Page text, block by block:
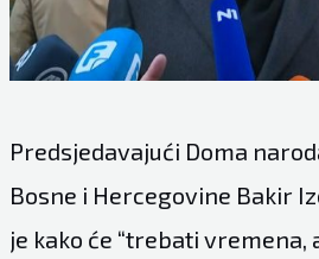
Predsjedavajući Doma
Bosne i Hercegovine Bakir
je kako će “trebati vremena,